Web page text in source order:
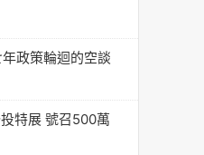
政策輪迴的空談
特展 號召500萬